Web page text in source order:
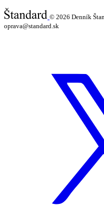
© 2026 Denník
oprava@standard.sk